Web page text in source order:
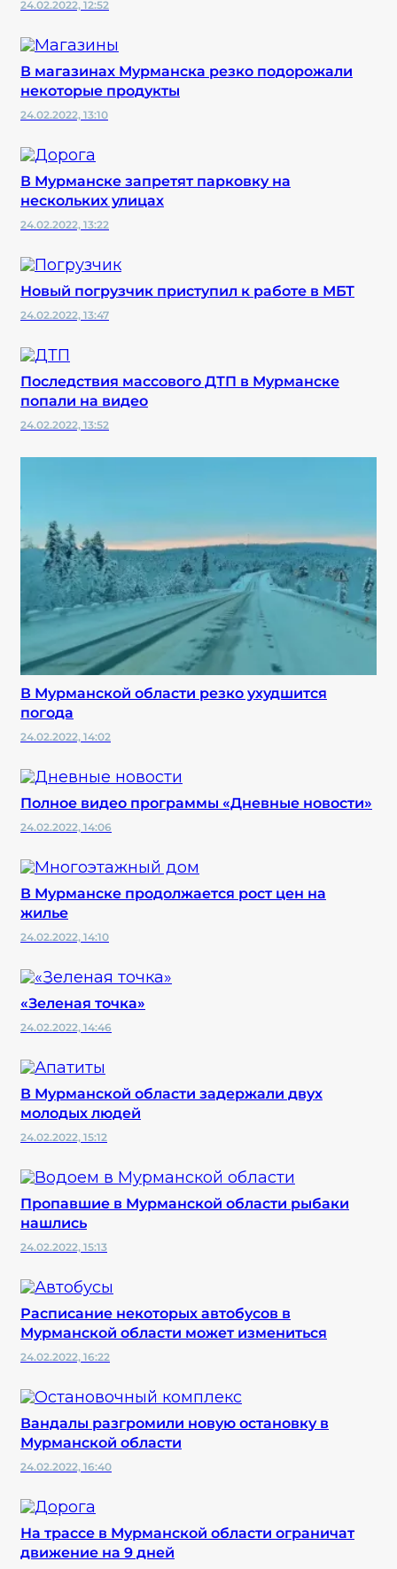
24.02.2022, 12:52
В магазинах Мурманска резко подорожали
некоторые продукты
24.02.2022, 13:10
В Мурманске запретят парковку на
нескольких улицах
24.02.2022, 13:22
Новый погрузчик приступил к работе в МБТ
24.02.2022, 13:47
Последствия массового ДТП в Мурманске
попали на видео
24.02.2022, 13:52
В Мурманской области резко ухудшится
погода
24.02.2022, 14:02
Полное видео программы «Дневные новости»
24.02.2022, 14:06
В Мурманске продолжается рост цен на
жилье
24.02.2022, 14:10
«Зеленая точка»
24.02.2022, 14:46
В Мурманской области задержали двух
молодых людей
24.02.2022, 15:12
Пропавшие в Мурманской области рыбаки
нашлись
24.02.2022, 15:13
Расписание некоторых автобусов в
Мурманской области может измениться
24.02.2022, 16:22
Вандалы разгромили новую остановку в
Мурманской области
24.02.2022, 16:40
На трассе в Мурманской области ограничат
движение на 9 дней